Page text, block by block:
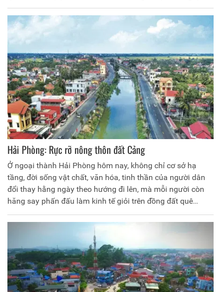
phần nâng cao đời sống cũng như đáp ứng nhu cầu mua
bán của người dân nông thôn.
Hải Phòng: Rực rỡ nông thôn đất Cảng
Ở ngoại thành Hải Phòng hôm nay, không chỉ cơ sở hạ
tầng, đời sống vật chất, văn hóa, tinh thần của người dân
đổi thay hằng ngày theo hướng đi lên, mà mỗi người còn
hăng say phấn đấu làm kinh tế giỏi trên đồng đất quê
hương để xây dựng nông thôn mới ngày càng giàu đẹp.